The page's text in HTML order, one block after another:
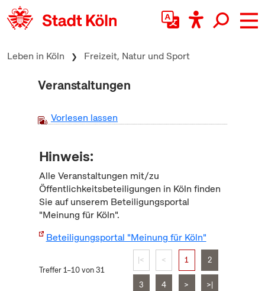
zum Inhalt springen
Leben in Köln Freizeit, Natur und Sport
Veranstaltungen
Vorlesen lassen
Hinweis:
Alle Veranstaltungen mit/zu
Öffentlichkeitsbeteiligungen in Köln finden
Sie auf unserem Beteiligungsportal
"Meinung für Köln".
Beteiligungsportal "Meinung für Köln"
Treffer 1–10 von 31
|< < 1 2
3 4 > >|